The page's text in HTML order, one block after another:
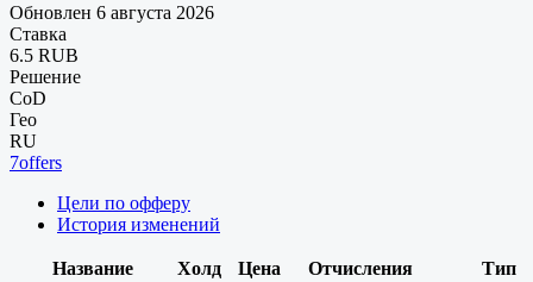
Обновлен 6 августа 2026
Ставка
6.5 RUB
Решение
CoD
Гео
RU
7offers
Цели по офферу
История изменений
Название Холд Цена Отчисления
Тип